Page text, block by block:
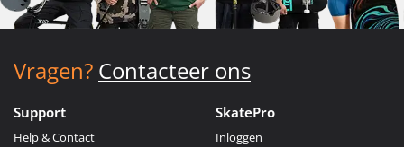
Vragen? Contacteer ons
Support
Help & Contact
SkatePro
Inloggen